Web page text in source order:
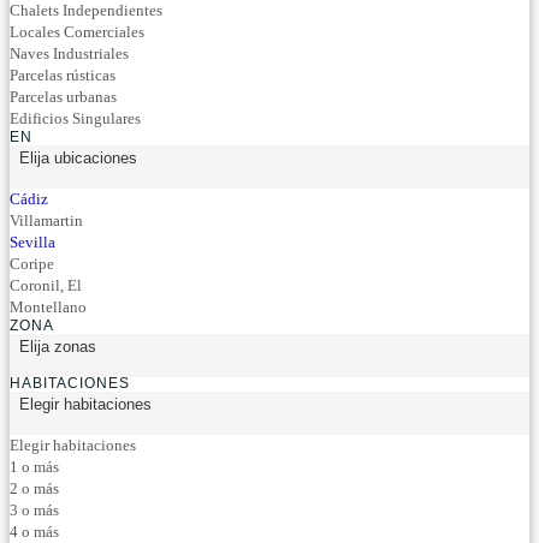
Chalets Independientes
Locales Comerciales
Naves Industriales
Parcelas rústicas
Parcelas urbanas
Edificios Singulares
EN
Elija ubicaciones
Cádiz
Villamartin
Sevilla
Coripe
Coronil, El
Montellano
ZONA
Elija zonas
HABITACIONES
Elegir habitaciones
Elegir habitaciones
1 o más
2 o más
3 o más
4 o más